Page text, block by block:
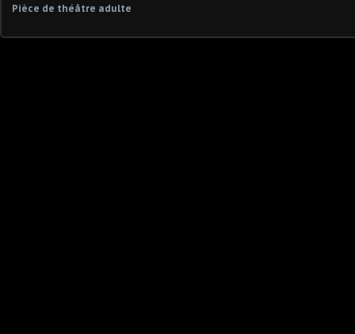
Pièce de théâtre adulte